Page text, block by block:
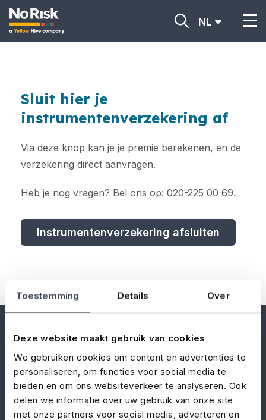
Toestemming Details Over
Deze website maakt gebruik van cookies
We gebruiken cookies om content en advertenties te
personaliseren, om functies voor social media te
bieden en om ons websiteverkeer te analyseren. Ook
delen we informatie over uw gebruik van onze site
met onze partners voor social media, adverteren en
NL
Sluit hier je
instrumentenverzekering af
Via deze knop kan je je premie berekenen, en de
verzekering direct aanvragen.
Heb je nog vragen? Bel ons op: 020-225 00 69.
Instrumentenverzekering afsluiten
No Risk – onderdeel van Yellow Hive
– is de
verzekeringsspecialist voor de evenementen-,